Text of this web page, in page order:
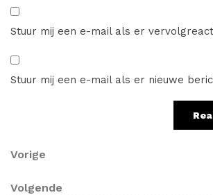
Stuur mij een e-mail als er
Stuur mij een e-mail als er nieuwe
Berichtnavigatie
Vorig
Vorige
Volgend
Volgende